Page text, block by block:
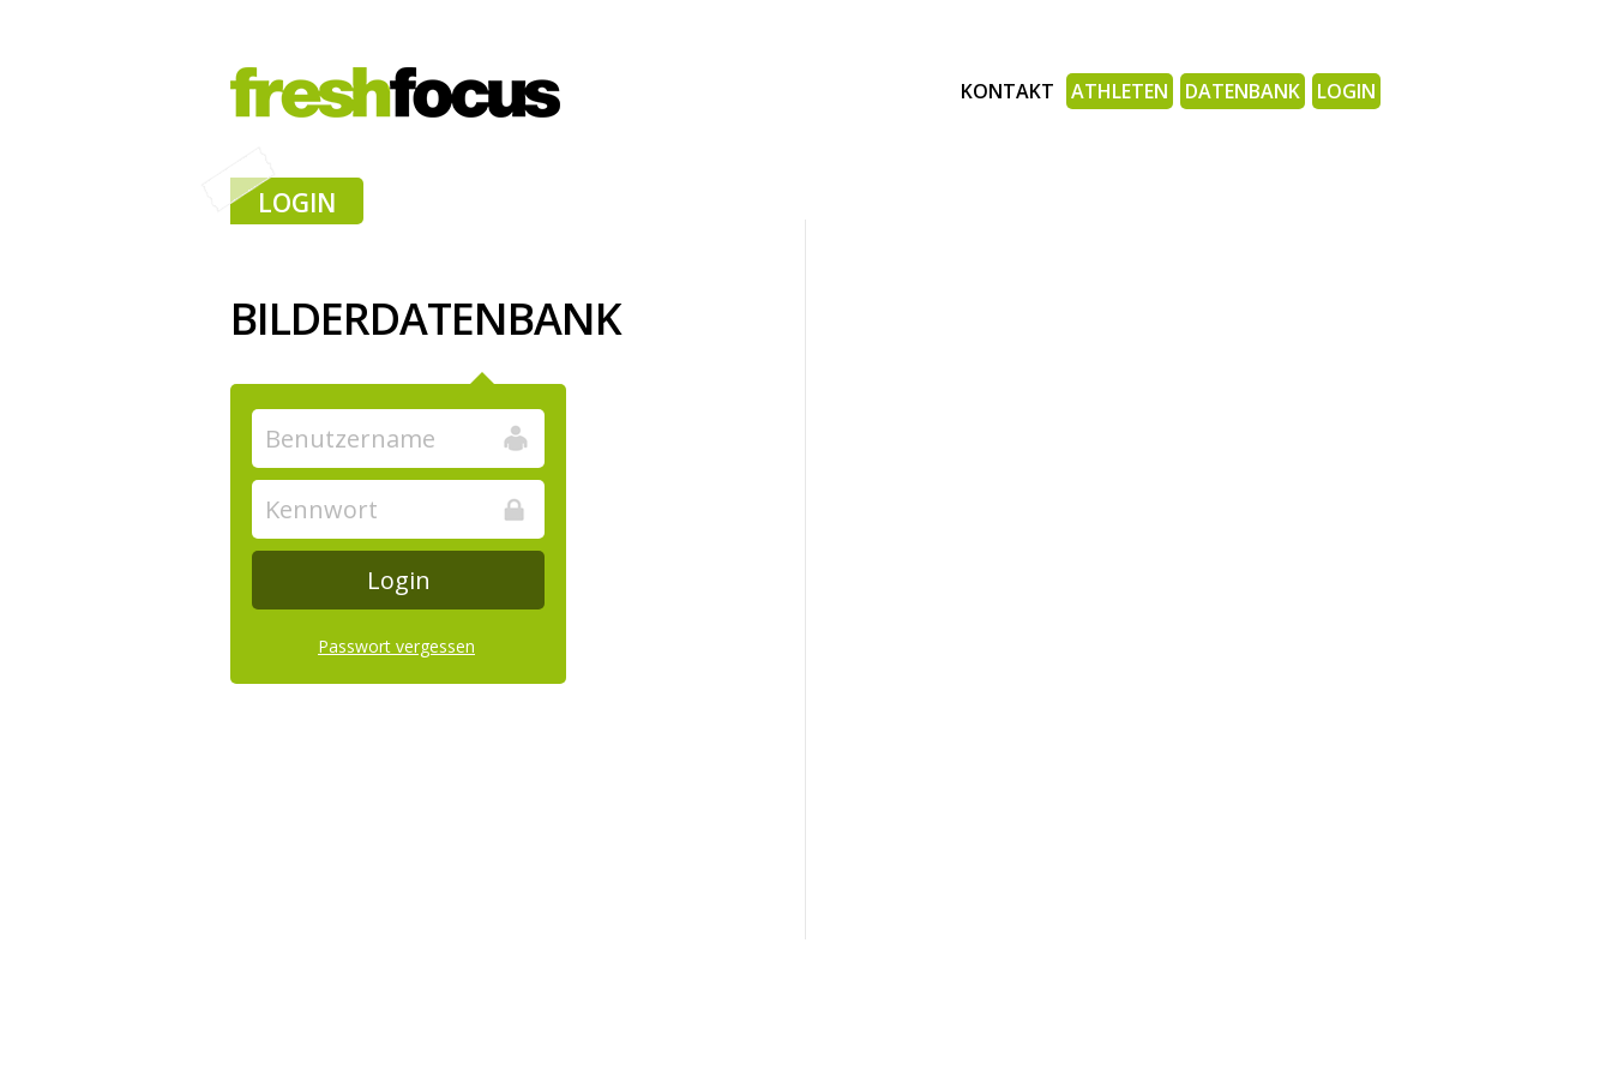
KONTAKT ATHLETEN DATENBANK LOGIN
LOGIN
BILDERDATENBANK
Passwort vergessen